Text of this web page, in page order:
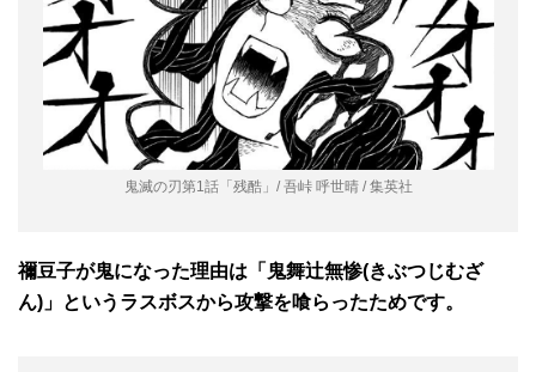
鬼滅の刃第1話「残酷」/ 吾峠 呼世晴 / 集英社
禰豆子が鬼になった理由は「鬼舞辻無惨(きぶつじむざ
ん)」というラスボスから攻撃を喰らったためです。